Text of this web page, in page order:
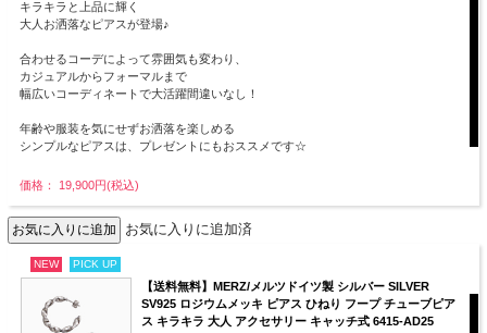
キラキラと上品に輝く
大人お洒落なピアスが登場♪
合わせるコーデによって雰囲気も変わり、
カジュアルからフォーマルまで
幅広いコーディネートで大活躍間違いなし！
年齢や服装を気にせずお洒落を楽しめる
シンプルなピアスは、プレゼントにもおススメです☆
価格： 19,900円(税込)
お気に入りに追加済
NEW PICK UP
【送料無料】MERZ/メルツドイツ製 シルバー SILVER
SV925 ロジウムメッキ ピアス ひねり フープ チューブピア
ス キラキラ 大人 アクセサリー キャッチ式 6415-AD25